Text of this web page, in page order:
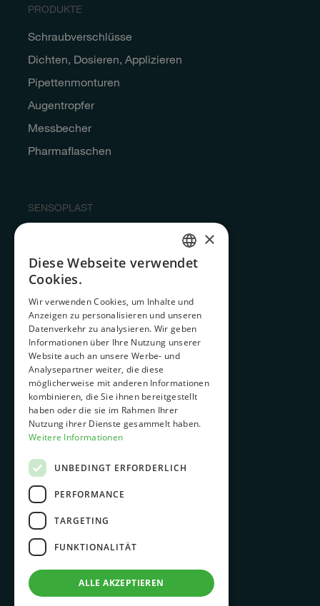
PRODUKTE
Schraubverschlüsse
Dichten, Dosieren, Applizieren
Pipettenmonturen
Augentropfer
Messbecher
Pharmaflaschen
SENSOPLAST
Service
Unternehmen
Karriere & Ausbildung
Nachhaltigkeit
Downloads
News
Kontakt
Pharmazie
Lifestyle
Gesundheitswesen
Medizinprodukte
GERMAN
×
Diese Webseite verwendet
Cookies.
Wir verwenden Cookies, um Inhalte und
Anzeigen zu personalisieren und unseren
Datenverkehr zu analysieren. Wir geben
Informationen über Ihre Nutzung unserer
Website auch an unsere Werbe- und
Analysepartner weiter, die diese
möglicherweise mit anderen Informationen
kombinieren, die Sie ihnen bereitgestellt
haben oder die sie im Rahmen Ihrer
Nutzung ihrer Dienste gesammelt haben.
Weitere Informationen
UNBEDINGT ERFORDERLICH
PERFORMANCE
TARGETING
FUNKTIONALITÄT
ALLE AKZEPTIEREN